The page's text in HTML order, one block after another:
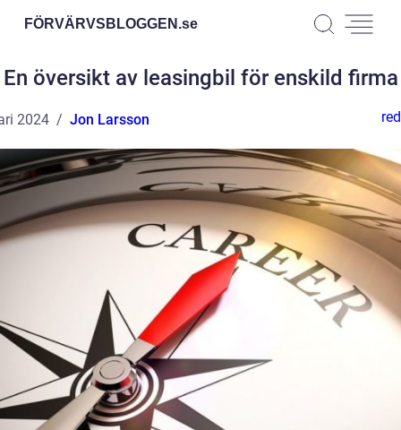
FÖRVÄRVSBLOGGEN.se
En översikt av leasingbil för enskild firma
2024 Jon Larsson